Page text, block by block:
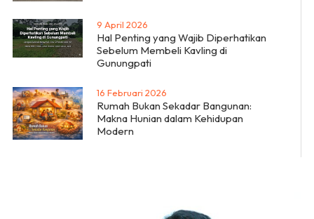
9 April 2026
Hal Penting yang Wajib Diperhatikan
Sebelum Membeli Kavling di
Gunungpati
16 Februari 2026
Rumah Bukan Sekadar Bangunan:
Makna Hunian dalam Kehidupan
Modern